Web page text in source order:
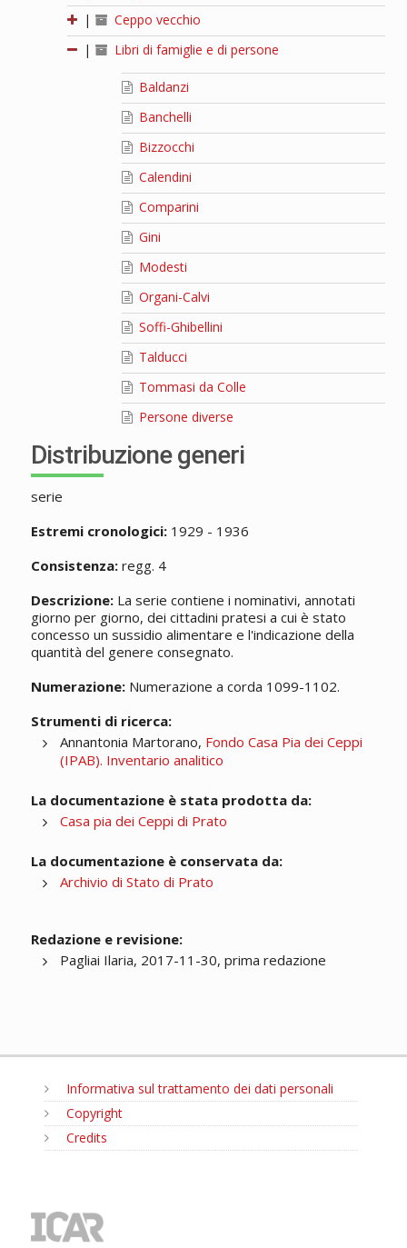
|
Ceppo vecchio
|
Libri di famiglie e di persone
Baldanzi
Banchelli
Bizzocchi
Calendini
Comparini
Gini
Modesti
Organi-Calvi
Soffi-Ghibellini
Talducci
Tommasi da Colle
Persone diverse
Distribuzione generi
serie
Estremi cronologici:1929 - 1936
Consistenza:regg. 4
Descrizione:La serie contiene i nominativi, annotati
giorno per giorno, dei cittadini pratesi a cui è stato
concesso un sussidio alimentare e l'indicazione della
quantità del genere consegnato.
Numerazione:Numerazione a corda 1099-1102.
Strumenti di ricerca:
Annantonia Martorano, Fondo Casa Pia dei Ceppi
(IPAB). Inventario analitico
La documentazione è stata prodotta da:
Casa pia dei Ceppi di Prato
La documentazione è conservata da:
Archivio di Stato di Prato
Redazione e revisione:
Pagliai Ilaria, 2017-11-30, prima redazione
Informativa sul trattamento dei dati personali
Copyright
Credits